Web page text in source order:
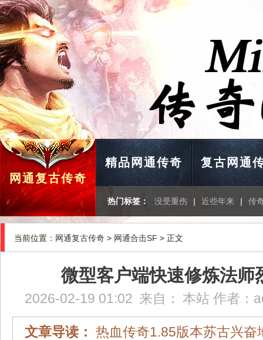
网通复古传奇
精品网通传奇 复古网通
热门标签： 没受重伤 | 近些年来 | 传
当前位置： 网通复古传奇 > 网通合击SF > 正文
微型客户端快速修炼法师
2026-02-19 01:02 来自： 本站 作者：
文章导读： 热血传奇1.85版本苏古兴奋